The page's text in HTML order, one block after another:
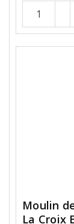
Moulin
La Croix